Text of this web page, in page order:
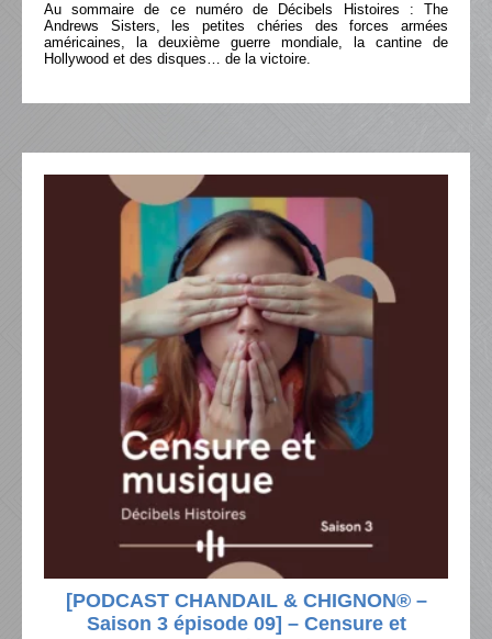
Au sommaire de ce numéro de Décibels Histoires : The
Andrews Sisters, les petites chéries des forces armées
américaines, la deuxième guerre mondiale, la cantine de
Hollywood et des disques… de la victoire.
[PODCAST CHANDAIL & CHIGNON® –
Saison 3 épisode 09] – Censure et